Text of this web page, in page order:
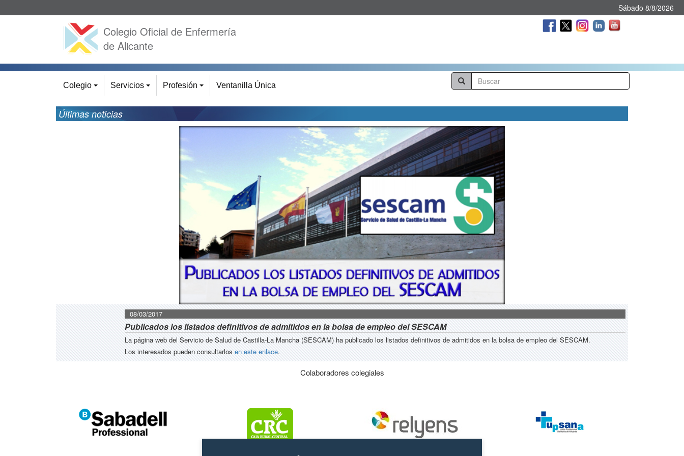
Sábado 8/8/2026
Colegio Oficial de Enfermería
de Alicante
Colegio Servicios Profesión Ventanilla Única
Últimas noticias
08/03/2017
Publicados los listados definitivos de admitidos en la bolsa de empleo del SESCAM
La página web del Servicio de Salud de Castilla-La Mancha (SESCAM) ha publicado los listados definitivos de admitidos en la bolsa de empleo del SESCAM.
Los interesados pueden consultarlos en este enlace.
Colaboradores colegiales